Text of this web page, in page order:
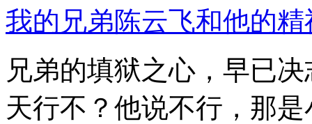
我的兄弟陈云飞和他的
兄弟的填狱之心，早已
天行不？他说不行，那